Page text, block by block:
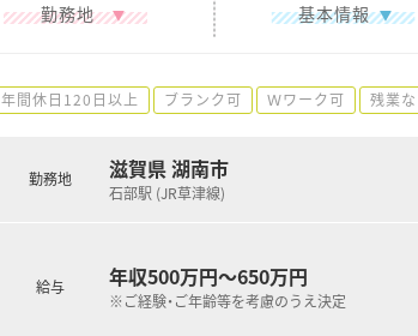
勤務地 基本情報
年間休日120日以上 ブランク可 Ｗワーク可 残業
勤務地 滋賀県 湖南市
石部駅 (JR草津線)
給与 年収500万円～650万円
※ご経験・ご年齢等を考慮のうえ決定